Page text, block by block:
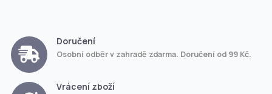
Doručení
Osobní odběr v zahradě zdarma. Doručení od 99 Kč.
Vrácení zboží